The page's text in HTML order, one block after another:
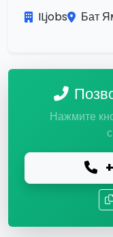
ILjobs Бат
Нажмите